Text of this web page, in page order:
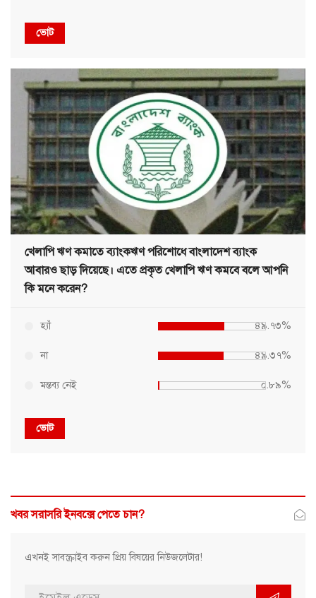
ভোট
খেলাপি ঋণ কমাতে ব্যাংকঋণ পরিশোধে বাংলাদেশ ব্যাংক
আবারও ছাড় দিয়েছে। এতে প্রকৃত খেলাপি ঋণ কমবে বলে আপনি
কি মনে করেন?
হ্যাঁ ৪৯.৭৩%
না ৪৯.৩৭%
মন্তব্য নেই ০.৮৯%
ভোট
খবর সরাসরি ইনবক্সে পেতে চান?
এখনই সাবস্ক্রাইব করুন প্রিয় বিষয়ের নিউজলেটার!